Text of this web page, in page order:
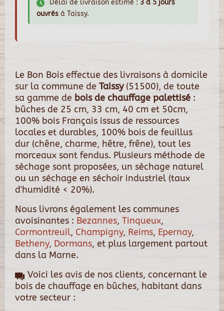
Délai de livraison estimé : 3 à 5 jours
ouvrés à Taissy.
Le Bon Bois effectue des livraisons à domicile
sur la commune de Taissy(51500), de toute
sa gamme de bois de chauffage palettisé :
bûches de 25 cm, 33 cm, 40 cm et 50cm,
100% bois Français issus de ressources
locales et durables, 100% bois de feuillus
dur (chêne, charme, hêtre, frêne), tout les
morceaux sont fendus. Plusieurs méthode de
séchage sont proposées, un séchage naturel
ou un séchage en séchoir industriel (taux
d'humidité < 20%).
Nous livrons également les communes
avoisinantes : Bezannes, Tinqueux,
Cormontreuil, Champigny, Reims, Epernay,
Betheny, Dormans, et plus largement partout
dans la Marne.
Voici les avis de nos clients, concernant le
bois de chauffage en bûches, habitant dans
votre secteur :